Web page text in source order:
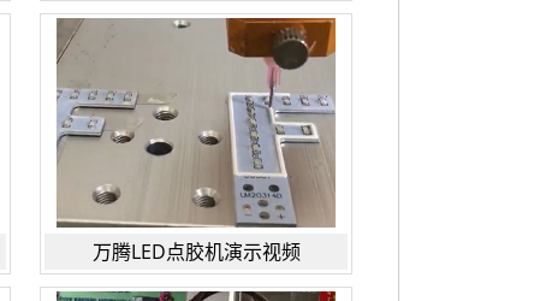
万腾LED点胶机演示视频